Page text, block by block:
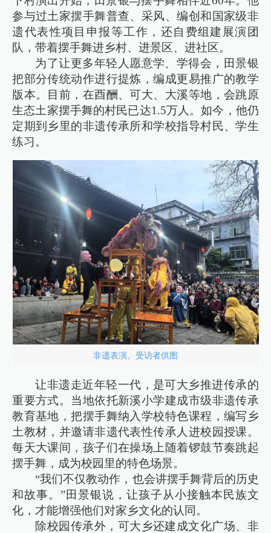
参与过土家摆手舞普查、采风、编创和国家级非
遗代表性项目申报等工作，还自费组建展演团
队，带着摆手舞进乡村、进景区、进社区。
为了让更多年轻人愿意学、学得会，田景银
把部分传统动作进行提炼，编成更易推广的教学
版本。目前，在酉酬、可大、大溪等地，会跳原
生态土家摆手舞的村民已达1.5万人。如今，他仍
定期到乡里的非遗传承所和学校指导村民、学生
练习。
非遗表演。受访者供图
让非遗走近年轻一代，是可大乡推进传承的
重要方式。当地依托新溪小学建成市级非遗传承
教育基地，把摆手舞纳入学校特色课程，编写乡
土教材，并邀请非遗代表性传承人进校园授课。
每天大课间，孩子们在操场上随着锣鼓节奏跳起
摆手舞，成为校园里的特色场景。
“我们不仅教动作，也会讲摆手舞背后的历史
和故事。”田景银说，让孩子从小接触本民族文
化，才能增强他们对家乡文化的认同。
除校园传承外，可大乡还建成文化广场、非